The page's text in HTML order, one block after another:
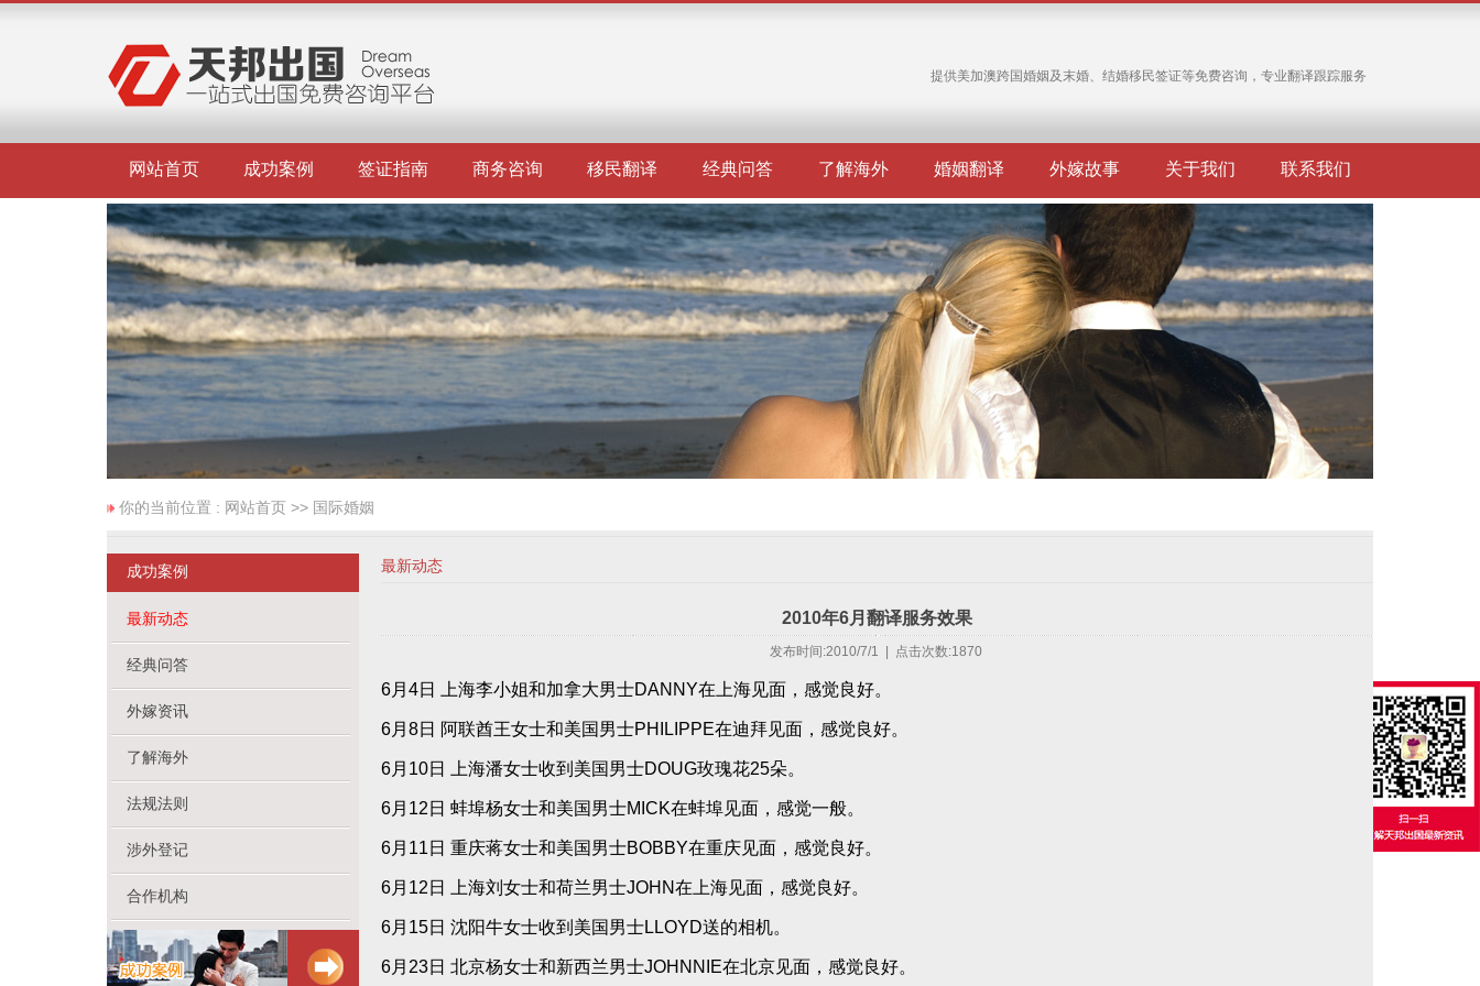
提供美加澳跨国婚姻及末婚、结婚移民签证等免费咨询，专业翻译跟踪服务
网站首页 成功案例 签证指南 商务咨询 移民翻译 经典问答 了解海外 婚姻翻译 外嫁故事 关于我们 联系我们
你的当前位置 : 网站首页 >> 国际婚姻
成功案例
最新动态
经典问答
外嫁资讯
了解海外
法规法则
涉外登记
合作机构
最新动态
2010年6月翻译服务效果
发布时间:2010/7/1 | 点击次数:1870
6月4日 上海李小姐和加拿大男士DANNY在上海见面，感觉良好。
6月8日 阿联酋王女士和美国男士PHILIPPE在迪拜见面，感觉良好。
6月10日 上海潘女士收到美国男士DOUG玫瑰花25朵。
6月12日 蚌埠杨女士和美国男士MICK在蚌埠见面，感觉一般。
6月11日 重庆蒋女士和美国男士BOBBY在重庆见面，感觉良好。
6月12日 上海刘女士和荷兰男士JOHN在上海见面，感觉良好。
6月15日 沈阳牛女士收到美国男士LLOYD送的相机。
6月23日 北京杨女士和新西兰男士JOHNNIE在北京见面，感觉良好。